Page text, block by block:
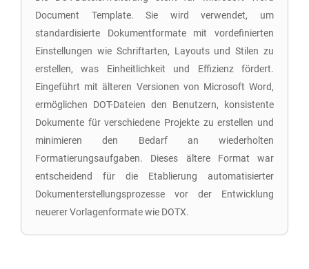
Document Template. Sie wird verwendet, um
standardisierte Dokumentformate mit vordefinierten
Einstellungen wie Schriftarten, Layouts und Stilen zu
erstellen, was Einheitlichkeit und Effizienz fördert.
Eingeführt mit älteren Versionen von Microsoft Word,
ermöglichen DOT-Dateien den Benutzern, konsistente
Dokumente für verschiedene Projekte zu erstellen und
minimieren den Bedarf an wiederholten
Formatierungsaufgaben. Dieses ältere Format war
entscheidend für die Etablierung automatisierter
Dokumenterstellungsprozesse vor der Entwicklung
neuerer Vorlagenformate wie DOTX.